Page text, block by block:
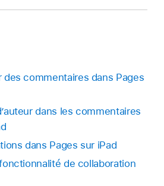
document est partagé avec
seuls son propriétaire et
votre surlignage. Si une
un commentaire à votre
d’auteur et la couleur du
par ceux de l’auteur
et vous ne pouvez pas
commentaires dans Pages
dans les commentaires
dans Pages sur iPad
de collaboration